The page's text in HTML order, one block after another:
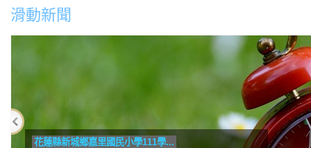
滑動新聞
民小學111學...